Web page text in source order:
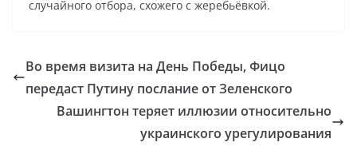
случайного отбора, схожего с жеребьёвкой.
Во время визита на День Победы, Фицо
передаст Путину послание от Зеленского
Вашингтон теряет иллюзии относительно
украинского урегулирования